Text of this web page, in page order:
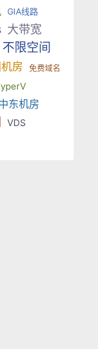
GIA线路
大带宽
不限空间
房 免费域名
东机房
VDS